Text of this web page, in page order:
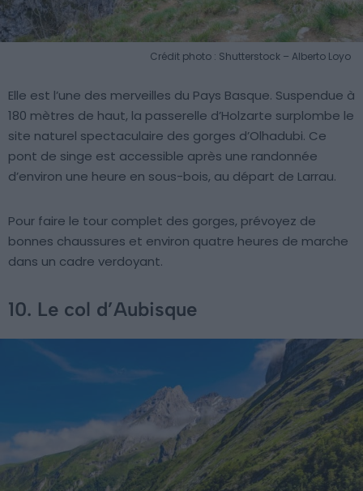
Crédit photo : Shutterstock – Alberto Loyo
Elle est l’une des merveilles du Pays Basque. Suspendue à
180 mètres de haut, la passerelle d’Holzarte surplombe le
site naturel spectaculaire des gorges d’Olhadubi. Ce
pont de singe est accessible après une randonnée
d’environ une heure en sous-bois, au départ de Larrau.
Pour faire le tour complet des gorges, prévoyez de
bonnes chaussures et environ quatre heures de marche
dans un cadre verdoyant.
10. Le col d’Aubisque